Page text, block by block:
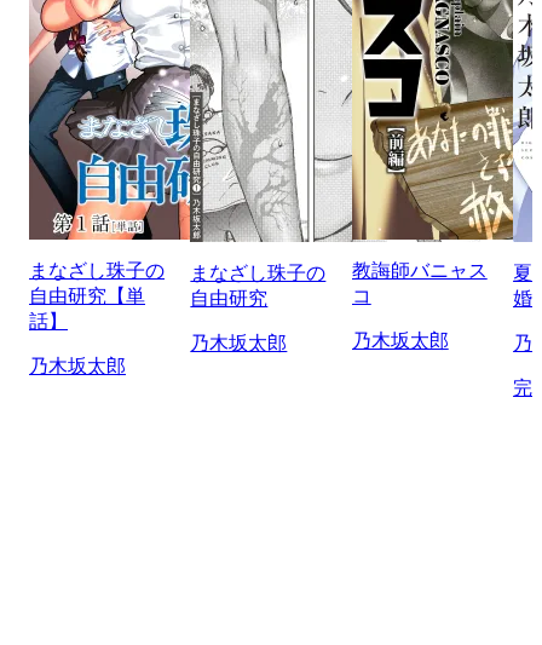
まなざし珠子の
自由研究【単
話】
乃木坂太郎
まなざし珠子の
自由研究
乃木坂太郎
教誨師バニャス
コ
乃木坂太郎
夏
婚
乃
完